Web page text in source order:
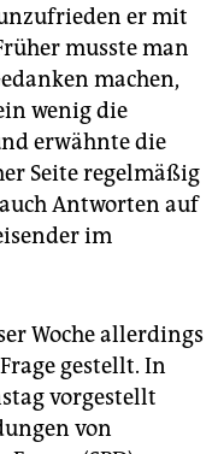
er mit
musste man
machen,
wenig die
erwähnte die
Seite regelmäßig
Antworten auf
im
Woche allerdings
gestellt. In
vorgestellt
von